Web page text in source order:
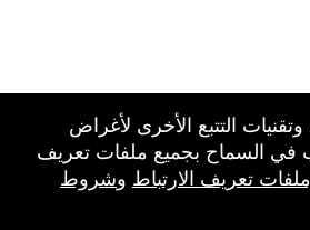
التتبع الأخرى لأغراض
في السماح بجميع ملفات تعريف
تعريف الارتباط وشروط